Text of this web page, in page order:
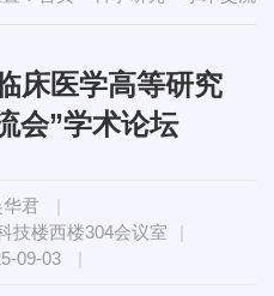
床医学高等研究
会”学术论坛
君
|
技楼西楼304会议室
|
09-03
|